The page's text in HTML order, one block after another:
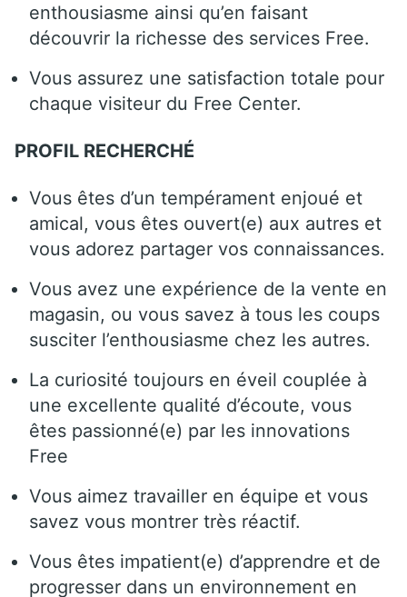
enthousiasme ainsi qu’en faisant
découvrir la richesse des services Free.
Vous assurez une satisfaction totale pour
chaque visiteur du Free Center.
PROFIL RECHERCHÉ
Vous êtes d’un tempérament enjoué et
amical, vous êtes ouvert(e) aux autres et
vous adorez partager vos connaissances.
Vous avez une expérience de la vente en
magasin, ou vous savez à tous les coups
susciter l’enthousiasme chez les autres.
La curiosité toujours en éveil couplée à
une excellente qualité d’écoute, vous
êtes passionné(e) par les innovations
Free
Vous aimez travailler en équipe et vous
savez vous montrer très réactif.
Vous êtes impatient(e) d’apprendre et de
progresser dans un environnement en